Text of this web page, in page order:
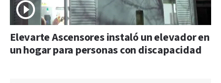
Elevarte Ascensores instaló un elevador en
un hogar para personas con discapacidad